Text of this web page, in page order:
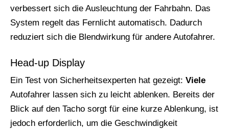
verbessert sich die Ausleuchtung der Fahrbahn. Das
System regelt das Fernlicht automatisch. Dadurch
reduziert sich die Blendwirkung für andere Autofahrer.
Head-up Display
Ein Test von Sicherheitsexperten hat gezeigt: Viele
Autofahrer lassen sich zu leicht ablenken. Bereits der
Blick auf den Tacho sorgt für eine kurze Ablenkung, ist
jedoch erforderlich, um die Geschwindigkeit